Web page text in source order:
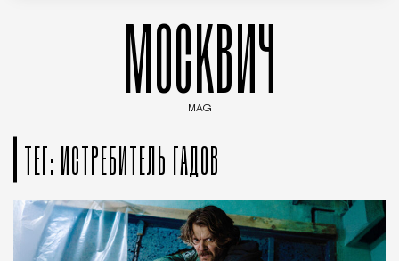
МОСКВИЧ
MAG
ТЕГ: ИСТРЕБИТЕЛЬ ГАДОВ